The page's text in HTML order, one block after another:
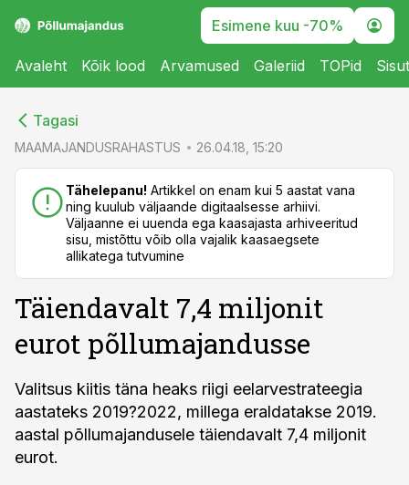
Esimene kuu -70%
Avaleht Kõik lood Arvamused Galeriid TOPid
Tagasi
MAAMAJANDUSRAHASTUS 26.04.18, 15:20
Tähelepanu! Artikkel on enam kui 5 aastat vana
ning kuulub väljaande digitaalsesse arhiivi.
Väljaanne ei uuenda ega kaasajasta arhiveeritud
sisu, mistõttu võib olla vajalik kaasaegsete
allikatega tutvumine
Täiendavalt 7,4 miljonit
eurot põllumajandusse
Valitsus kiitis täna heaks riigi eelarvestrateegia
aastateks 2019?2022, millega eraldatakse 2019.
aastal põllumajandusele täiendavalt 7,4 miljonit
eurot.